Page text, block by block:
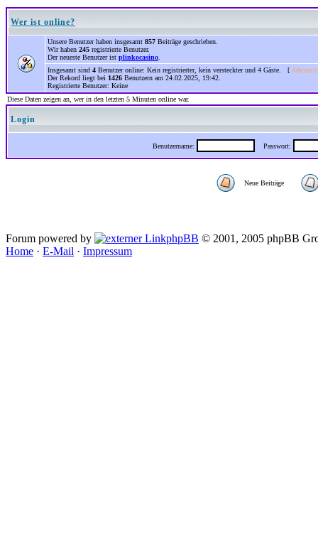
Wer ist online?
Unsere Benutzer haben insgesamt 857 Beiträge geschrieben.
Wir haben 245 registrierte Benutzer.
Der neueste Benutzer ist plinkocasino
Insgesamt sind 4 Benutzer online: Kein registrierter, kein versteckter und 4 Gäste. [
Der Rekord liegt bei 1426 Benutzern am 24.02.2025, 19:42.
Registrierte Benutzer: Keine
Diese Daten zeigen an, wer in den letzten 5 Minuten online war.
Login
Benutzername: Passwort:
Neue Beiträge
Forum powered by phpBB © 2001, 2005 phpBB
Home · E-Mail · Impressum